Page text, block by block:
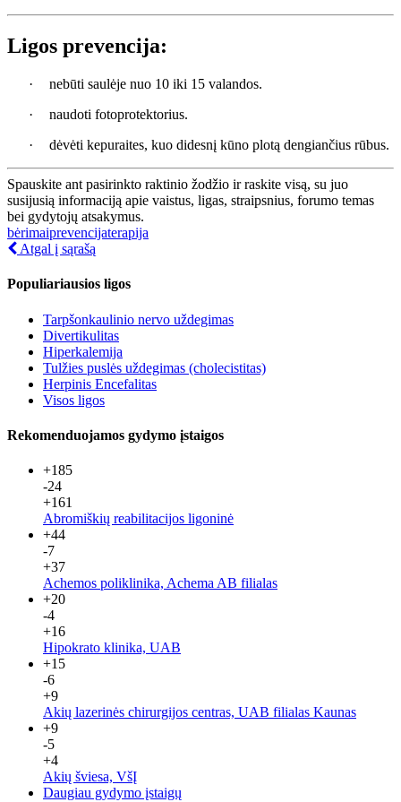
Ligos prevencija:
·
nebūti saulėje nuo 10 iki 15 valandos.
·
naudoti fotoprotektorius.
·
dėvėti kepuraites, kuo didesnį kūno plotą dengiančius rūbus.
Spauskite ant pasirinkto raktinio žodžio ir raskite visą, su juo
susijusią informaciją apie vaistus, ligas, straipsnius, forumo temas
bei gydytojų atsakymus.
bėrimaiprevencijaterapija
Atgal į sąrašą
Populiariausios ligos
Tarpšonkaulinio nervo uždegimas
Divertikulitas
Hiperkalemija
Tulžies puslės uždegimas (cholecistitas)
Herpinis Encefalitas
Visos ligos
Rekomenduojamos gydymo įstaigos
+185
-24
+161
Abromiškių reabilitacijos ligoninė
+44
-7
+37
Achemos poliklinika, Achema AB filialas
+20
-4
+16
Hipokrato klinika, UAB
+15
-6
+9
Akių lazerinės chirurgijos centras, UAB filialas Kaunas
+9
-5
+4
Akių šviesa, VšĮ
Daugiau gydymo įstaigų